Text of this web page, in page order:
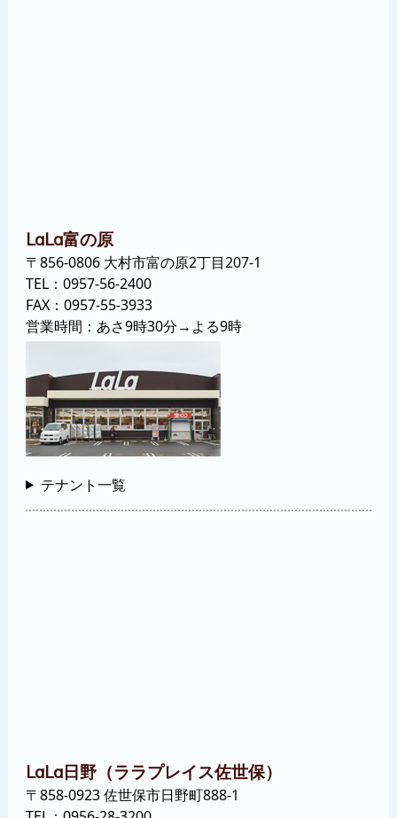
LaLa富の原
〒856-0806 大村市富の原2丁目207-1
TEL： 0957-56-2400
FAX：0957-55-3933
営業時間：あさ9時30分→よる9時
テナント一覧
LaLa日野（ララプレイス佐世保）
〒858-0923 佐世保市日野町888-1